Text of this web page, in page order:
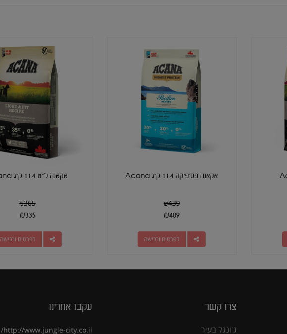
אקאנה פסיפיקה 11.4 ק"ג Acana
₪439
₪409
לפרטים ורכישה
אקאנה לייט 11.4 ק"ג Acana
₪365
₪335
לפרטים ורכישה
צרו קשר
ג'ונגל בעיר
עקבו אחרינו
http://www.jungle-city.co.il/